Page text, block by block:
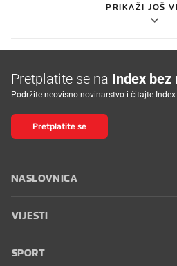
PRIKAŽI JOŠ
Pretplatite se na Index bez
Podržite neovisno novinarstvo i čitajte Index
Pretplatite se
NASLOVNICA
VIJESTI
SPORT